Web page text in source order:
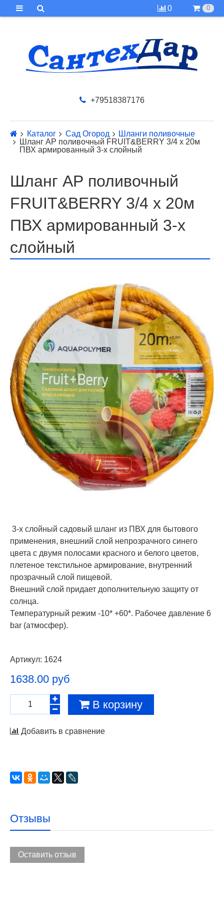
0 0
+79518387176
Каталог Сад Огород
Шланги поливочные
Шланг АР поливочный FRUIT&BERRY 3/4 х 20м
ПВХ армированный 3-х слойный
Шланг АР поливочный
FRUIT&BERRY 3/4 х 20м
ПВХ армированный 3-х
слойный
3-х слойный садовый шланг из ПВХ для бытового
применения, внешний слой непрозрачного синего
цвета с двумя полосами красного и белого цветов,
плетеное текстильное армирование, внутренний
прозрачный слой пищевой.
Внешний слой придает дополнительную защиту от
солнца.
Температурный режим -10* +60*. Рабочее давление 6
bar (атмосфер).
Артикул: 1624
1638.00 руб
В корзину
Добавить в сравнение
Отзывы
Оставить отзыв